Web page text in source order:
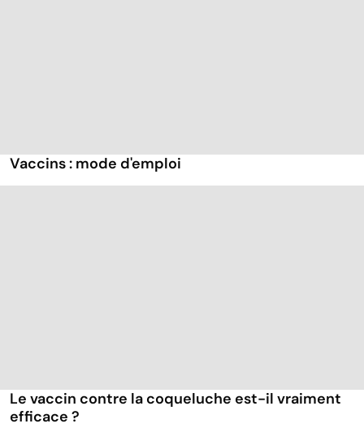
Vaccins : mode d'emploi
Le vaccin contre la coqueluche est-il vraiment
efficace ?